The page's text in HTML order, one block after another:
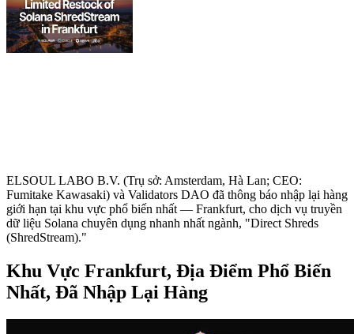
ELSOUL LABO B.V. (Trụ sở: Amsterdam, Hà Lan; CEO:
Fumitake Kawasaki) và Validators DAO đã thông báo nhập lại hàng
giới hạn tại khu vực phổ biến nhất — Frankfurt, cho dịch vụ truyền
dữ liệu Solana chuyên dụng nhanh nhất ngành, "Direct Shreds
(ShredStream)."
Khu Vực Frankfurt, Địa Điểm Phổ Biến
Nhất, Đã Nhập Lại Hàng